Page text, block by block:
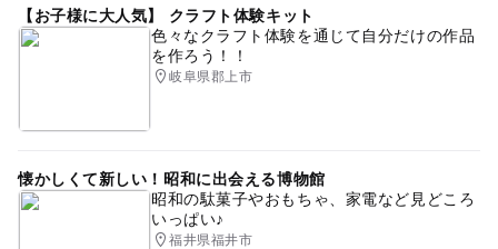
【お子様に大人気】 クラフト体験キット
色々なクラフト体験を通じて自分だけの作品
を作ろう！！
岐阜県郡上市
懐かしくて新しい！昭和に出会える博物館
昭和の駄菓子やおもちゃ、家電など見どころ
いっぱい♪
福井県福井市